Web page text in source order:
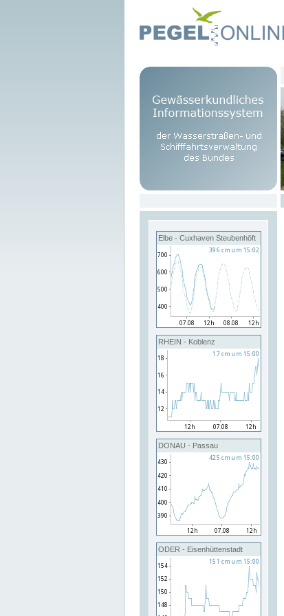
Elbe - Cuxhaven Steubenhöft
RHEIN - Koblenz
DONAU - Passau
ODER - Eisenhüttenstadt